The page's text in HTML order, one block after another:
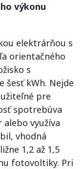
výkonu
elektrárňou s
orientačného
s
šesť kWh. Nejde
pre
spotrebúva
využíva
vhodná
1,2 až 1,5
fotovoltiky. Pri